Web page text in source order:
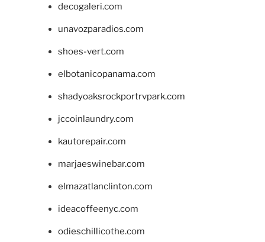
decogaleri.com
unavozparadios.com
shoes-vert.com
elbotanicopanama.com
shadyoaksrockportrvpark.com
jccoinlaundry.com
kautorepair.com
marjaeswinebar.com
elmazatlanclinton.com
ideacoffeenyc.com
odieschillicothe.com